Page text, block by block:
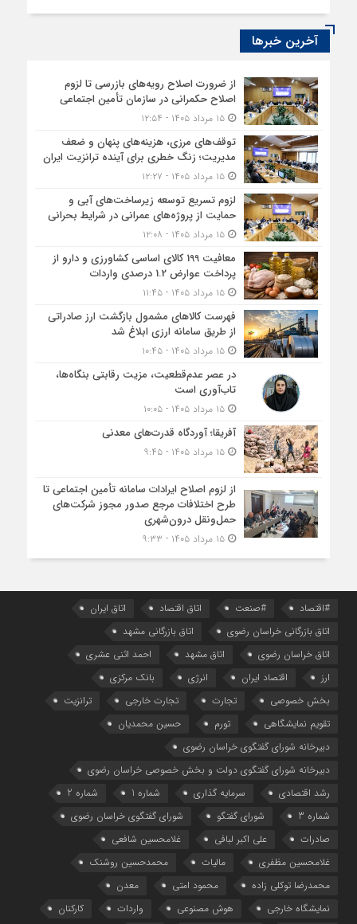
آخرین خبرها
از ضرورت اصلاح رویه‌های بازرسی تا لزوم
اصلاح حکمرانی در سازمان تأمین اجتماعی
۱۵ مرداد ۱۴۰۵ - ۱۲:۵۴
توقف‌های مرزی، هزینه‌های پنهان و ضعف
مدیریت؛ زنگ خطری برای آینده ترانزیت ایران
۱۵ مرداد ۱۴۰۵ - ۱۲:۲۷
لزوم تسریع توسعه زیرساخت‌های آبی و
حمایت از پروژه‌های عمرانی در شرایط بحرانی
۱۵ مرداد ۱۴۰۵ - ۱۲:۰۸
معافیت 199 کالای اساسی کشاورزی و دارو از
پرداخت عوارض 1.2 درصدی واردات
۱۵ مرداد ۱۴۰۵ - ۱۱:۴۵
فهرست کالاهای مشمول بازگشت ارز صادراتی
از طریق سامانه ارزی ابلاغ شد
۱۵ مرداد ۱۴۰۵ - ۱۰:۴۵
در عصر عدم‌قطعیت، مزیت رقابتی بنگاه‌ها،
تاب‌آوری است
۱۵ مرداد ۱۴۰۵ - ۱۰:۰۵
آفریقا؛ آوردگاه قدرت‌های معدنی
۱۵ مرداد ۱۴۰۵ - ۹:۴۵
از لزوم اصلاح ایرادات سامانه تأمین اجتماعی تا
طرح اختلافات مرجع صدور مجوز شرکت‌های
حمل‌ونقل درون‌شهری
۱۵ مرداد ۱۴۰۵ - ۹:۳۳
#اقتصاد #صنعت اتاق اقتصاد
اتاق ایران
اتاق بازرگانی خراسان رضوی
اتاق بازرگانی مشهد
اتاق خراسان رضوی
اتاق مشهد
احمد اثنی عشری
ارز
اقتصاد ایران انرژی
بانک مرکزی
بخش خصوصی
تجارت تجارت خارجی
ترانزیت
تقویم نمایشگاهی
تورم
حسین محمدیان
دبیرخانه شورای گفتگوی خراسان رضوی
دبیرخانه شورای گفتگوی دولت و بخش خصوصی خراسان رضوی
رشد اقتصادی
سرمایه گذاری شماره 1
شماره 2
شماره 3
شورای گفتگو
شورای گفتگوی خراسان رضوی
صادرات
علی اکبر لبافی
غلامحسین شافعی
غلامحسین مظفری
مالیات
محمدحسین روشنک
محمدرضا توکلی زاده
محمود امتی
معدن
نمایشگاه خارجی
هوش مصنوعی واردات
کارکنان